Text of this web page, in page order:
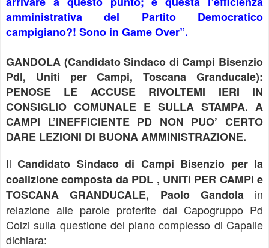
amministrativa del Partito Democratico
campigiano?! Sono in Game Over”.
GANDOLA (Candidato Sindaco di Campi Bisenzio
Pdl, Uniti per Campi, Toscana Granducale):
PENOSE LE ACCUSE RIVOLTEMI IERI IN
CONSIGLIO COMUNALE E SULLA STAMPA. A
CAMPI L’INEFFICIENTE PD NON PUO’ CERTO
DARE LEZIONI DI BUONA AMMINISTRAZIONE.
IlCandidato Sindaco di Campi Bisenzio per la
coalizione composta da PDL , UNITI PER CAMPI e
TOSCANA GRANDUCALE, Paolo Gandola in
relazione alle parole proferite dal Capogruppo Pd
Colzi sulla questione del piano complesso di Capalle
dichiara: